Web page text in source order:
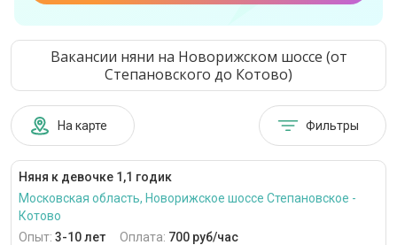
Вакансии няни на Новорижском шоссе (от
Степановского до Котово)
На карте Фильтры
Няня к девочке 1,1 годик
Московская область, Новорижское шоссе Степановское -
Котово
Опыт: 3-10 лет Оплата: 700 руб/час